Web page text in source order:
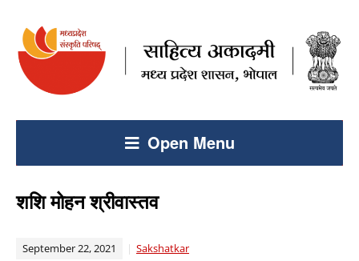
Open Menu
शशि मोहन श्रीवास्तव
September 22, 2021 Sakshatkar